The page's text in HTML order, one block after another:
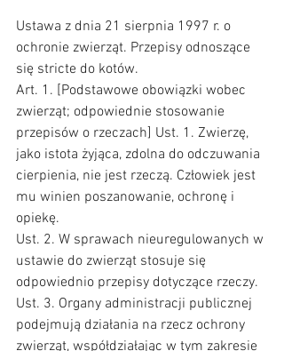
Ustawa z dnia 21 sierpnia 1997 r. o
ochronie zwierząt. Przepisy odnoszące
się stricte do kotów.
Art. 1. [Podstawowe obowiązki wobec
zwierząt; odpowiednie stosowanie
przepisów o rzeczach] Ust. 1. Zwierzę,
jako istota żyjąca, zdolna do odczuwania
cierpienia, nie jest rzeczą. Człowiek jest
mu winien poszanowanie, ochronę i
opiekę.
Ust. 2. W sprawach nieuregulowanych w
ustawie do zwierząt stosuje się
odpowiednio przepisy dotyczące rzeczy.
Ust. 3. Organy administracji publicznej
podejmują działania na rzecz ochrony
zwierząt, współdziałając w tym zakresie